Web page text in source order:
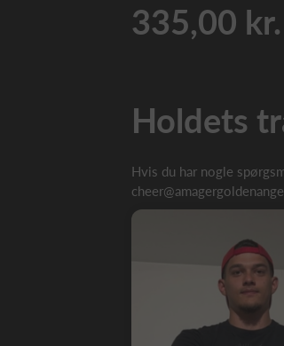
335,00 kr.
Holdets
Hvis du har nogle